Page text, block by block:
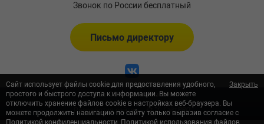
Звонок по России бесплатный
Письмо директору
© 2026 ООО «Автометиз-НН»
Разработка сайта —
Закрыть
Сайт использует файлы cookie для предоставления удобного,
простого и быстрого доступа к информации. Вы можете
отключить хранение файлов cookie в настройках веб-браузера. Вы
можете продолжить навигацию по сайту только выразив согласие с
Политикой конфиденциальности Политикой использования файлов